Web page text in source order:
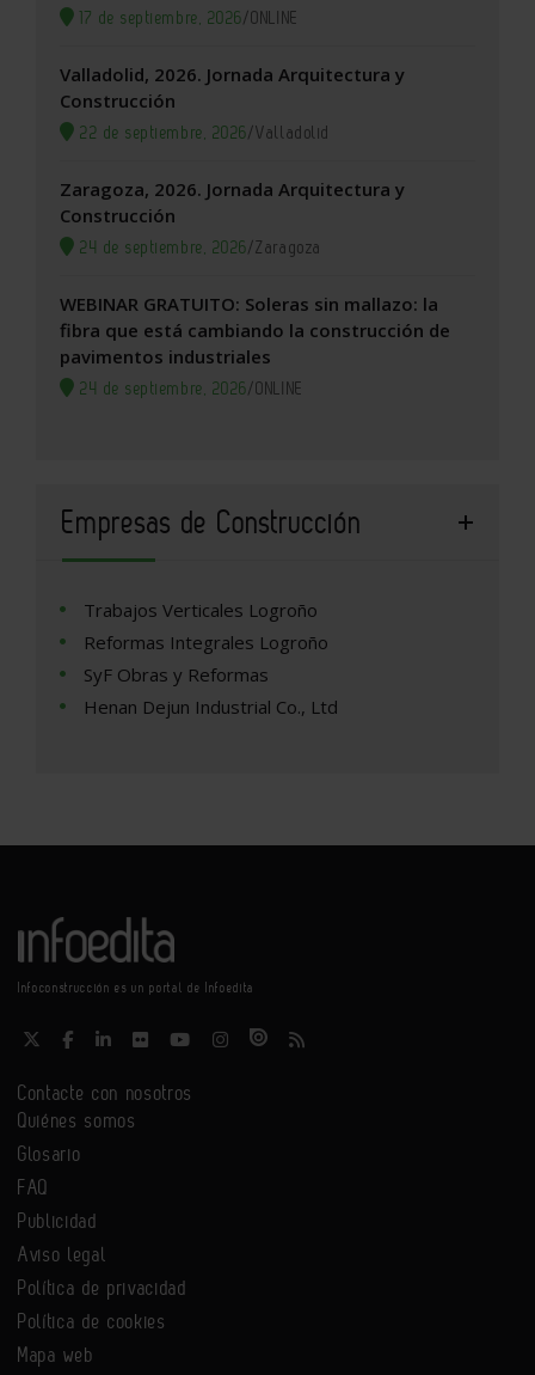
17 de septiembre, 2026/ONLINE
Valladolid, 2026. Jornada Arquitectura y
Construcción
22 de septiembre, 2026/Valladolid
Zaragoza, 2026. Jornada Arquitectura y
Construcción
24 de septiembre, 2026/Zaragoza
WEBINAR GRATUITO: Soleras sin mallazo: la
fibra que está cambiando la construcción de
pavimentos industriales
24 de septiembre, 2026/ONLINE
Empresas de Construcción
Trabajos Verticales Logroño
Reformas Integrales Logroño
SyF Obras y Reformas
Henan Dejun Industrial Co., Ltd
Infoconstrucción es un portal de Infoedita
Contacte con nosotros
Quiénes somos
Glosario
FAQ
Publicidad
Aviso legal
Política de privacidad
Política de cookies
Mapa web